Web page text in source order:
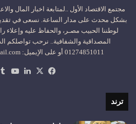
مجتمع الاقتصاد الأول ..لمتابعة اخبار المال
بشكل محدث على مدار الساعة. نسعى في تقديم
لوطننا الحبيب مصـر، والحفاظ عليه وإعلاء
01274851011 أو على الإيميل: moltakaaliqtisad@gmail.com
فيسبوك
‫X لينكدإن
ترند